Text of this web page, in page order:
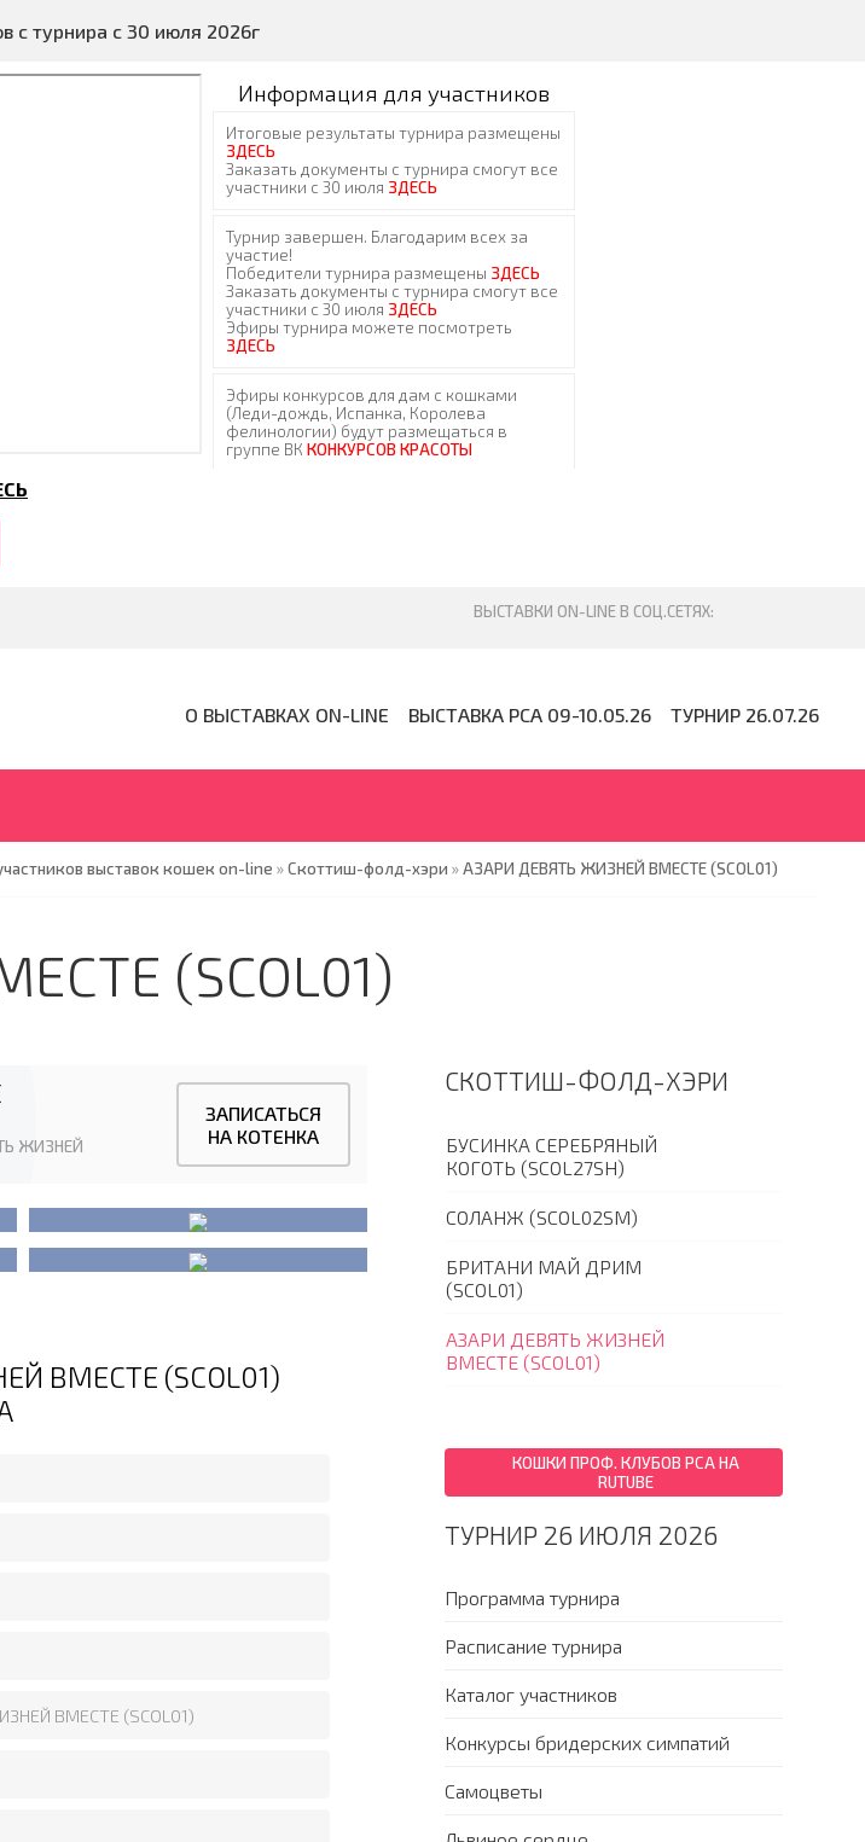
с турнира с 30 июля 2026г
Информация для участников
О ВЫСТАВКАХ ON-LINE ВЫСТАВКА PCA 09-10.05.26 ТУРНИР 26.07.26
выставок кошек on-line »Скоттиш-фолд-хэри »АЗАРИ ДЕВЯТЬ ЖИЗНЕЙ ВМЕСТЕ (SCOL01)
(SCOL01)
ЖИЗНЕЙ
ЗАПИСАТЬСЯ
НА КОТЕНКА
ВМЕСТЕ (SCOL01)
СКОТТИШ-ФОЛД-ХЭРИ
БУСИНКА СЕРЕБРЯНЫЙ
КОГОТЬ (SCOL27SH)
СОЛАНЖ (SCOL02SM)
БРИТАНИ МАЙ ДРИМ
(SCOL01)
АЗАРИ ДЕВЯТЬ ЖИЗНЕЙ
ВМЕСТЕ (SCOL01)
КОШКИ ПРОФ. КЛУБОВ PCA НА
RUTUBE
ТУРНИР 26 ИЮЛЯ 2026
Программа турнира
Расписание турнира
Каталог участников
Конкурсы бридерских симпатий
Самоцветы